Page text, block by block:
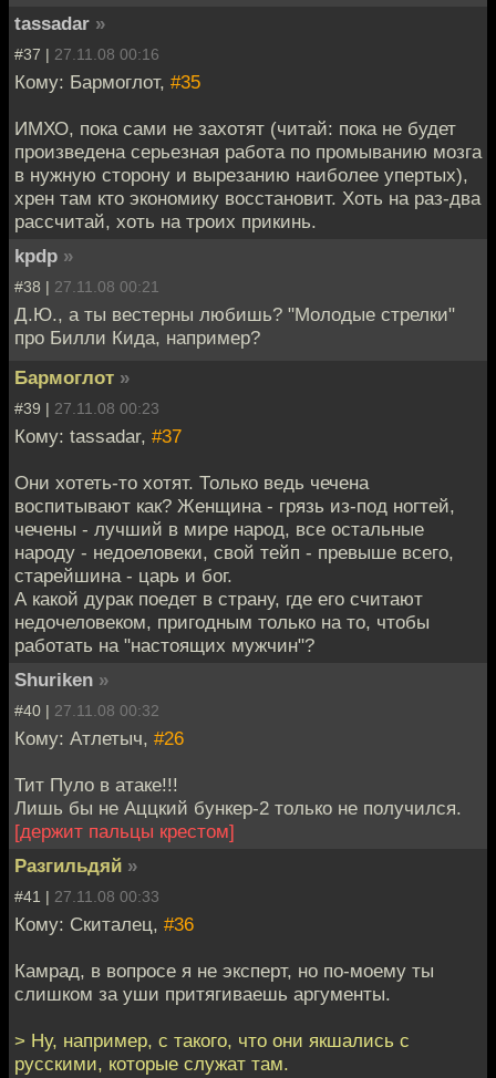
tassadar »
#37 | 27.11.08 00:16
Кому: Бармоглот, #35
ИМХО, пока сами не захотят (читай: пока не будет
произведена серьезная работа по промыванию мозга
в нужную сторону и вырезанию наиболее упертых),
хрен там кто экономику восстановит. Хоть на раз-два
рассчитай, хоть на троих прикинь.
kpdp »
#38 | 27.11.08 00:21
Д.Ю., а ты вестерны любишь? "Молодые стрелки"
про Билли Кида, например?
Бармоглот »
#39 | 27.11.08 00:23
Кому: tassadar, #37
Они хотеть-то хотят. Только ведь чечена
воспитывают как? Женщина - грязь из-под ногтей,
чечены - лучший в мире народ, все остальные
народу - недоеловеки, свой тейп - превыше всего,
старейшина - царь и бог.
А какой дурак поедет в страну, где его считают
недочеловеком, пригодным только на то, чтобы
работать на "настоящих мужчин"?
Shuriken »
#40 | 27.11.08 00:32
Кому: Атлетыч, #26
Тит Пуло в атаке!!!
Лишь бы не Аццкий бункер-2 только не получился.
[держит пальцы крестом]
Разгильдяй »
#41 | 27.11.08 00:33
Кому: Скиталец, #36
Камрад, в вопросе я не эксперт, но по-моему ты
слишком за уши притягиваешь аргументы.
> Ну, например, с такого, что они якшались с
русскими, которые служат там.